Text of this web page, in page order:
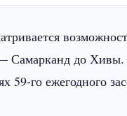
Самарканд до
59-го ежегодного